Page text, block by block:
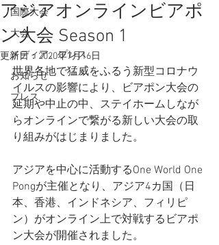
国際大会
大会
メディア。プレス
お知らせ
プレス
アジアオンラインビアポ
ン大会 Season 1
更新日：2020年7月16日
世界各地で猛威をふるう新型コロナウ
イルスの影響により、ビアポン大会の
延期や中止の中、ステイホームしなが
らオンラインで繋がる新しい大会の取
り組みがはじまりました。
アジアを中心に活動するOne World One
Pongが主催となり、 アジア4カ国（日
本、香港、インドネシア、フィリピ
ン）がオンライン上で対戦するビアポ
ン大会が開催されました。